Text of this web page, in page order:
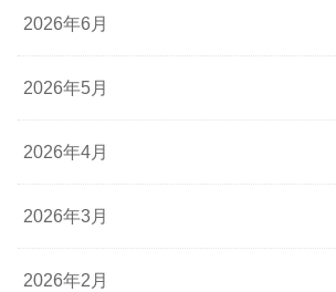
2026年6月
2026年5月
2026年4月
2026年3月
2026年2月